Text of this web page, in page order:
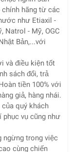
hãng từ các
như Etiaxil -
Natrol - Mỹ, OGC
Bản,...với
và điều kiện tốt
sách đổi, trả
tiền 100% với
giả, hàng nhái.
quý khách
phục vụ cũng như
ngừng trong việc
cùng chiến